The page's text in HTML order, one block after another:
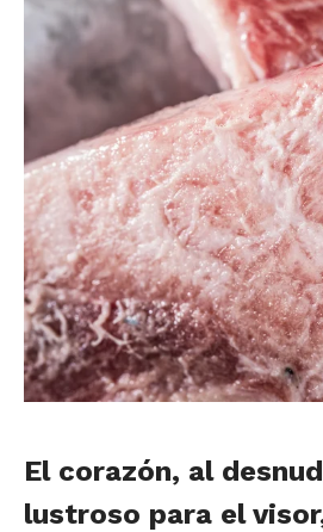
El corazón, al
lustroso para el